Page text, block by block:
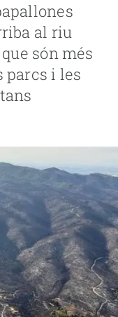
al riu
són més
parcs i les